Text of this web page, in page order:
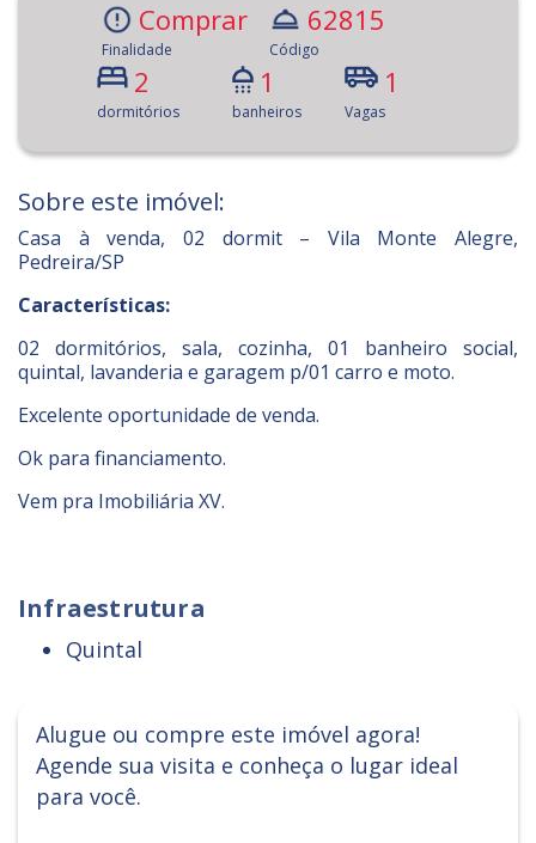
Comprar
Finalidade
62815
Código
2
dormitórios
1
banheiros
1
Vagas
Sobre este imóvel:
Casa à venda, 02 dormit – Vila Monte Alegre,
Pedreira/SP
Características:
02 dormitórios, sala, cozinha, 01 banheiro social,
quintal, lavanderia e garagem p/01 carro e moto.
Excelente oportunidade de venda.
Ok para financiamento.
Vem pra Imobiliária XV.
Infraestrutura
Quintal
Alugue ou compre este imóvel agora!
Agende sua visita e conheça o lugar ideal
para você.